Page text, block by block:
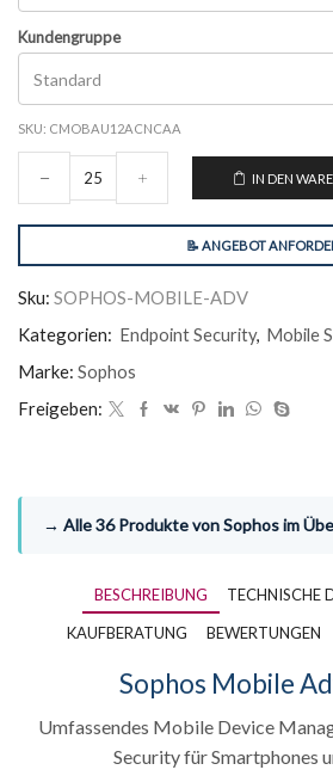
Kundengruppe
SKU: CMOBAU12ACNCAA
IN DEN
📝 ANGEBOT
Sku: SOPHOS-MOBILE-ADV
Kategorien: Endpoint Security, Mobile
Marke: Sophos
Freigeben:
→ Alle 36 Produkte von Sophos im
BESCHREIBUNG
TECHNISCHE
KAUFBERATUNG
BEWERTUNGEN
Sophos Mobile
Umfassendes Mobile Device
Security für Smartphones